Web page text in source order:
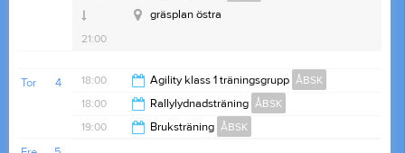
19:00
21:00
gräsplan östra
4
Tor 18:00 Agility klass 1 träningsgrupp ÅBSK
20:00
18:00 Rallylydnadsträning ÅBSK
19:00 Bruksträning ÅBSK